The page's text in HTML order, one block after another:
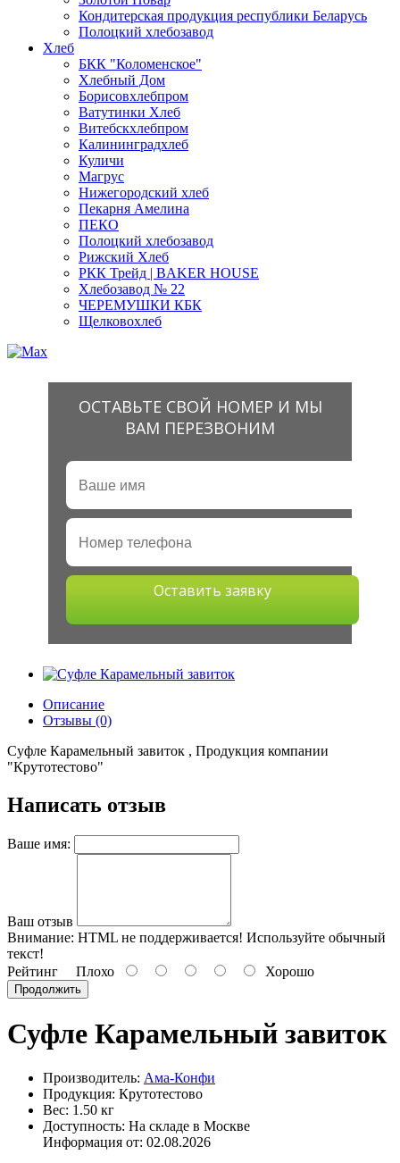
Кондитерская продукция республики Беларусь
Полоцкий хлебозавод
Хлеб
БКК "Коломенское"
Хлебный Дом
Борисовхлебпром
Ватутинки Хлеб
Витебскхлебпром
Калининградхлеб
Куличи
Магрус
Нижегородский хлеб
Пекарня Амелина
ПЕКО
Полоцкий хлебозавод
Рижский Хлеб
РКК Трейд | BAKER HOUSE
Хлебозавод № 22
ЧЕРЕМУШКИ КБК
Щелковохлеб
ОСТАВЬТЕ СВОЙ НОМЕР И МЫ
ВАМ ПЕРЕЗВОНИМ
Оставить заявку
Описание
Отзывы (0)
Суфле Карамельный завиток , Продукция компании
"Крутотестово"
Написать отзыв
Ваше имя:
Ваш отзыв
Внимание: HTML не поддерживается! Используйте обычный
текст!
Рейтинг Плохо Хорошо
Продолжить
Суфле Карамельный завиток
Производитель: Ама-Конфи
Продукция: Крутотестово
Вес: 1.50 кг
Доступность: На складе в Москве
Информация от: 02.08.2026